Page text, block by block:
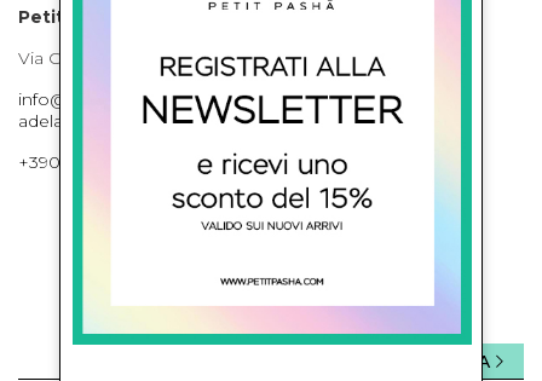
Petit Pasha
Via Cilea, 255 Napoli Corso Umberto I 301 Napoli
info@petitpasha.com, petitpasha@hotmail.it,
adelaide.petitpasha@hotmail.com
+39081643421 , +390812351280
ISCRIVITI ALLA NEWSLETTER
INVIA